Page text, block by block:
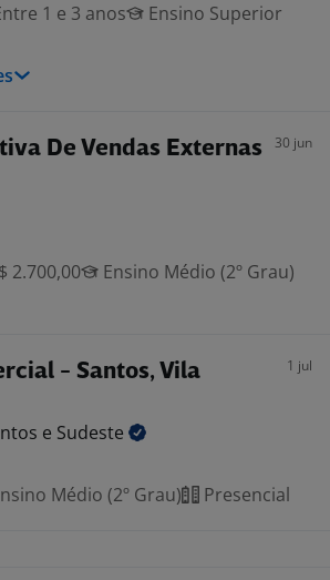
1 e 3 anos
Ensino Superior
De Vendas Externas
30 jun
2.700,00
Ensino Médio (2º Grau)
- Santos, Vila
1 jul
e Sudeste
Médio (2º Grau) Presencial